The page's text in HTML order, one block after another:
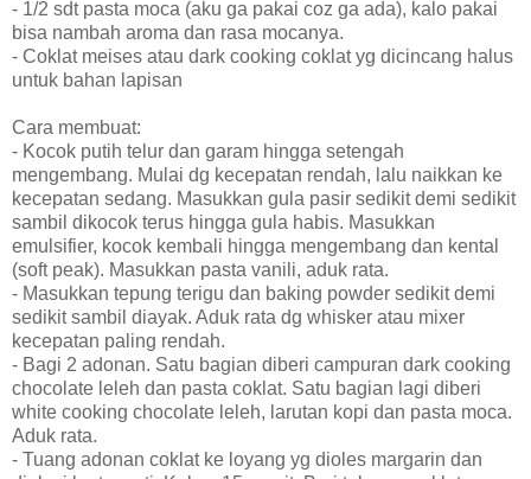
- 1/2 sdt pasta moca (aku ga pakai coz ga ada), kalo pakai
bisa nambah aroma dan rasa mocanya.
- Coklat meises atau dark cooking coklat yg dicincang halus
untuk bahan lapisan
Cara membuat:
- Kocok putih telur dan garam hingga setengah
mengembang. Mulai dg kecepatan rendah, lalu naikkan ke
kecepatan sedang. Masukkan gula pasir sedikit demi sedikit
sambil dikocok terus hingga gula habis. Masukkan
emulsifier, kocok kembali hingga mengembang dan kental
(soft peak). Masukkan pasta vanili, aduk rata.
- Masukkan tepung terigu dan baking powder sedikit demi
sedikit sambil diayak. Aduk rata dg whisker atau mixer
kecepatan paling rendah.
- Bagi 2 adonan. Satu bagian diberi campuran dark cooking
chocolate leleh dan pasta coklat. Satu bagian lagi diberi
white cooking chocolate leleh, larutan kopi dan pasta moca.
Aduk rata.
- Tuang adonan coklat ke loyang yg dioles margarin dan